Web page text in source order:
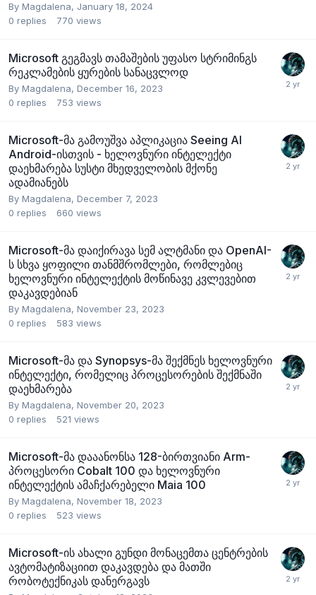
By Magdalena, January 18, 2024
0 replies 770 views
Microsoft გეგმავს თამაშების უფასო სტრიმინგს
რეკლამების ყურების სანაცვლოდ
By Magdalena, December 16, 2023
0 replies 753 views
Microsoft-მა გამოუშვა აპლიკაცია Seeing AI
Android-ისთვის - ხელოვნური ინტელექტი
დაეხმარება სუსტი მხედველობის მქონე
ადამიანებს
By Magdalena, December 7, 2023
0 replies 660 views
Microsoft-მა დაიქირავა სემ ალტმანი და OpenAI-
ს სხვა ყოფილი თანმშრომლები, რომლებიც
ხელოვნური ინტელექტის მოწინავე კვლევებით
დაკავდებიან
By Magdalena, November 23, 2023
0 replies 583 views
Microsoft-მა და Synopsys-მა შექმნეს ხელოვნური
ინტელექტი, რომელიც პროცესორების შექმნაში
დაეხმარება
By Magdalena, November 20, 2023
0 replies 521 views
Microsoft-მა დააანონსა 128-ბირთვიანი Arm-
პროცესორი Cobalt 100 და ხელოვნური
ინტელექტის ამაჩქარებელი Maia 100
By Magdalena, November 18, 2023
0 replies 523 views
Microsoft-ის ახალი გუნდი მონაცემთა ცენტრების
ავტომატიზაციით დაკავდება და მათში
რობოტექნიკას დანერგავს